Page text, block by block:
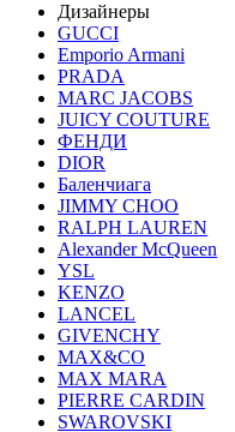
Дизайнеры
GUCCI
Emporio Armani
PRADA
MARC JACOBS
JUICY COUTURE
ФЕНДИ
DIOR
Баленчиага
JIMMY CHOO
RALPH LAUREN
Alexander McQueen
YSL
KENZO
LANCEL
GIVENCHY
MAX&CO
MAX MARA
PIERRE CARDIN
SWAROVSKI